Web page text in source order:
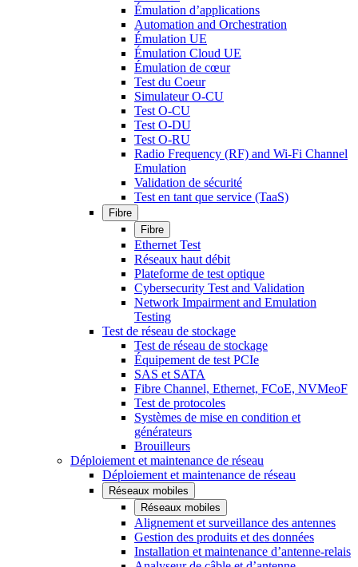
Émulation d’applications
Automation and Orchestration
Émulation UE
Émulation Cloud UE
Émulation de cœur
Test du Coeur
Simulateur O-CU
Test O-CU
Test O-DU
Test O-RU
Radio Frequency (RF) and Wi-Fi Channel
Emulation
Validation de sécurité
Test en tant que service (TaaS)
Fibre
Fibre
Ethernet Test
Réseaux haut débit
Plateforme de test optique
Cybersecurity Test and Validation
Network Impairment and Emulation
Testing
Test de réseau de stockage
Test de réseau de stockage
Équipement de test PCIe
SAS et SATA
Fibre Channel, Ethernet, FCoE, NVMeoF
Test de protocoles
Systèmes de mise en condition et
générateurs
Brouilleurs
Déploiement et maintenance de réseau
Déploiement et maintenance de réseau
Réseaux mobiles
Réseaux mobiles
Alignement et surveillance des antennes
Gestion des produits et des données
Installation et maintenance d’antenne-relais